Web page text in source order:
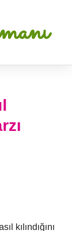
kılındığını